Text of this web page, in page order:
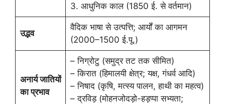
3. आधुनिक काल (1850 ई. से वर्तमान)
उद्भव
वैदिक भाषा से उत्पत्ति; आर्यों का आगमन
(2000–1500 ई.पू.)
अनार्य जातियों
का प्रभाव
– निग्रोटु (समुद्र तट तक सीमित)
– किरात (हिमालयी क्षेत्र; यक्ष, गंधर्व आदि)
– निषाद (कृषि, मत्स्य पालन, हाथी का महत्व)
– द्रविड़ (मोहनजोदड़ो-हड़प्पा सभ्यता;